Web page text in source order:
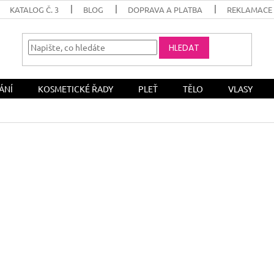
KATALOG Č. 3 BLOG DOPRAVA A PLATBA REKLAMACE
HLEDAT
KOSMETICKÉ ŘADY PLEŤ TĚLO VLASY